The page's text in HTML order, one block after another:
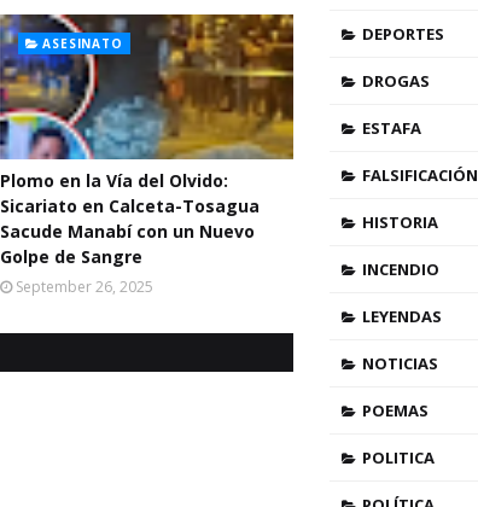
ASESINATO
Plomo en la Vía del Olvido:
Sicariato en Calceta-Tosagua
Sacude Manabí con un Nuevo
Golpe de Sangre
September 26, 2025
DEPORTES
DROGAS
ESTAFA
FALSIFICACIÓN
HISTORIA
INCENDIO
LEYENDAS
NOTICIAS
POEMAS
POLITICA